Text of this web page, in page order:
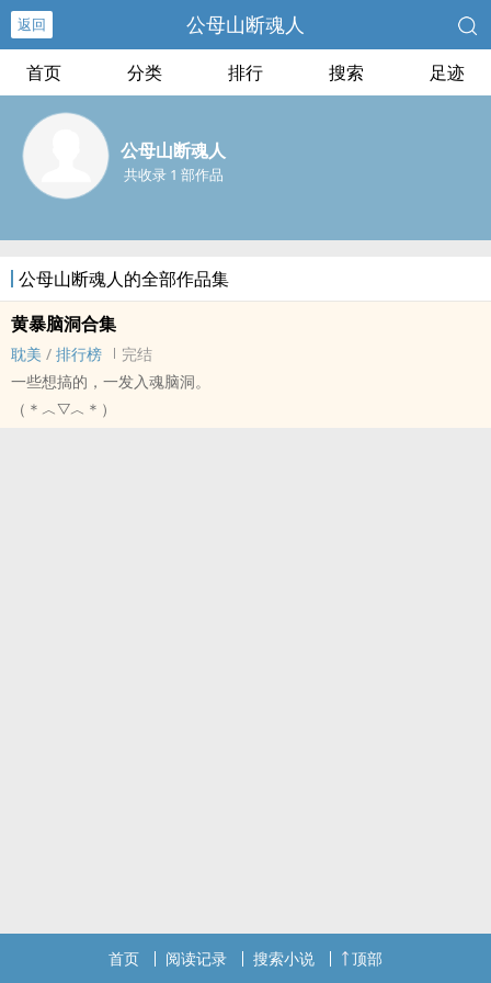
返回 公母山断魂人
首页 分类 排行 搜索 足迹
公母山断魂人
共收录 1 部作品
公母山断魂人的全部作品集
黄暴脑洞合集
耽美 / 排行榜
完结
一些想搞的，一发入魂脑洞。
（＊︿▽︿＊）
首页 阅读记录 搜索小说 顶部